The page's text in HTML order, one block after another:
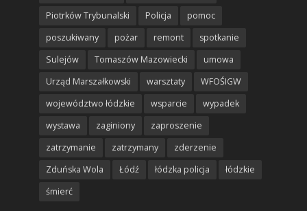
Piotrków Trybunalski
Policja
pomoc
poszukiwany
pożar remont
spotkanie
Sulejów
Tomaszów Mazowiecki
umowa
Urząd Marszałkowski
warsztaty
WFOŚIGW
województwo łódzkie
wsparcie
wypadek
wystawa
zaginiony
zaproszenie
zatrzymanie
zatrzymany
zderzenie
Zduńska Wola
Łódź łódzka policja
łódzkie
śmierć